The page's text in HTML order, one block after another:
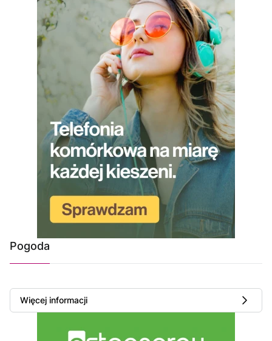
Pogoda
Więcej informacji